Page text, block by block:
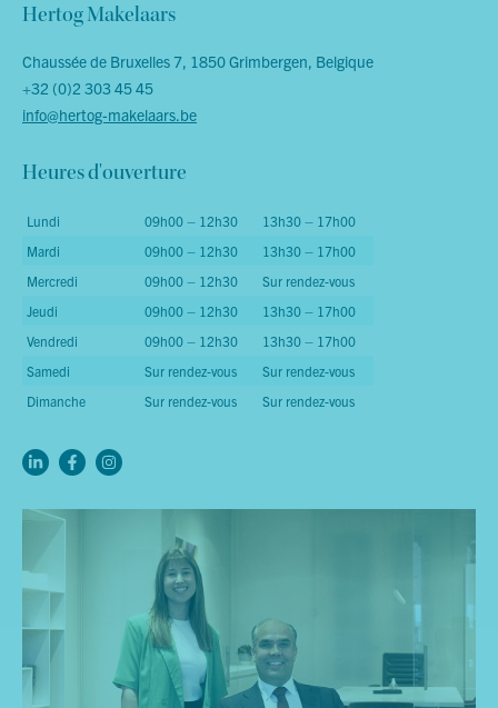
Hertog Makelaars
Chaussée de Bruxelles 7, 1850 Grimbergen, Belgique
+32 (0)2 303 45 45
info@hertog-makelaars.be
Heures d'ouverture
Lundi 09h00 – 12h30
13h30 – 17h00
Mardi
09h00 – 12h30
13h30 – 17h00
Mercredi
09h00 – 12h30
Sur rendez-vous
Jeudi
09h00 – 12h30
13h30 – 17h00
Vendredi
09h00 – 12h30
13h30 – 17h00
Samedi
Sur rendez-vous
Sur rendez-vous
Dimanche
Sur rendez-vous Sur rendez-vous